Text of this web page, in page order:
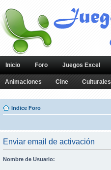
Inicio Foro Juegos Excel
Animaciones Cine Culturales
Indice Foro
Enviar email de activación
Nombre de Usuario: